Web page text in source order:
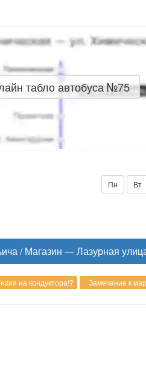
табло автобуса №75
Пн Вт
/ Магазин — Лазурная